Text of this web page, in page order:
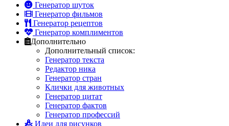
Генератор шуток
Генератор фильмов
Генератор рецептов
Генератор комплиментов
Дополнительно
Дополнительный список:
Генератор текста
Редактор ника
Генератор стран
Клички для животных
Генератор цитат
Генератор фактов
Генератор профессий
Идеи для рисунков